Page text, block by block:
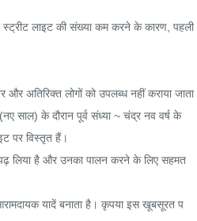
स्ट्रीट लाइट की संख्या कम करने के कारण, पहली
अतिरिक्त लोगों को उपलब्ध नहीं कराया जाता
साल) के दौरान पूर्व संध्या ~ चंद्र नव वर्ष के
पर विस्तृत हैं।
लिया है और उनका पालन करने के लिए सहमत
यादें बनाता है। कृपया इस खूबसूरत प